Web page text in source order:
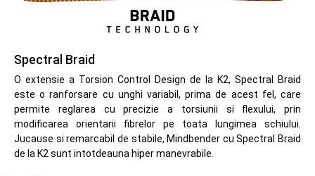
Spectral Braid
O extensie a Torsion Control Design de la K2, Spectral Braid
este o ranforsare cu unghi variabil, prima de acest fel, care
permite reglarea cu precizie a torsiunii si flexului, prin
modificarea orientarii fibrelor pe toata lungimea schiului.
Jucause si remarcabil de stabile, Mindbender cu Spectral Braid
de la K2 sunt intotdeauna hiper manevrabile.